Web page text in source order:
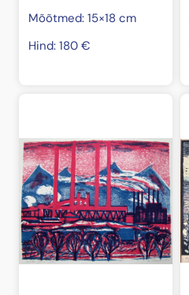
Mõõtmed: 15×18 cm
Hind: 180 €